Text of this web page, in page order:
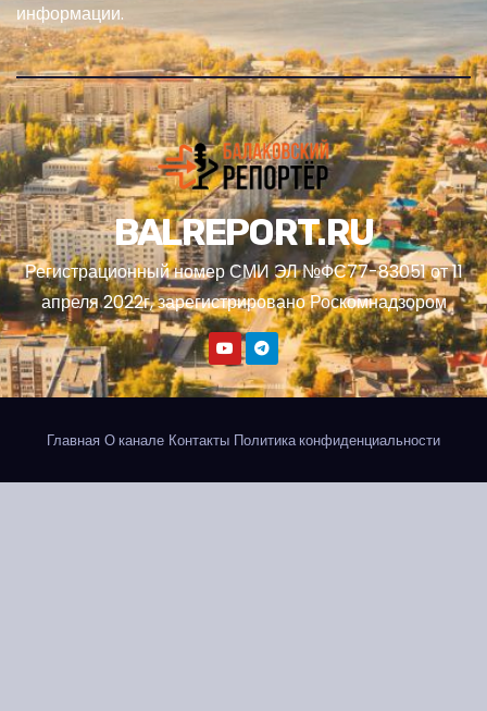
информации.
BALREPORT.RU
Регистрационный номер СМИ ЭЛ №ФС77-83051 от 11
апреля 2022г, зарегистрировано Роскомнадзором
Главная О канале Контакты Политика конфиденциальности